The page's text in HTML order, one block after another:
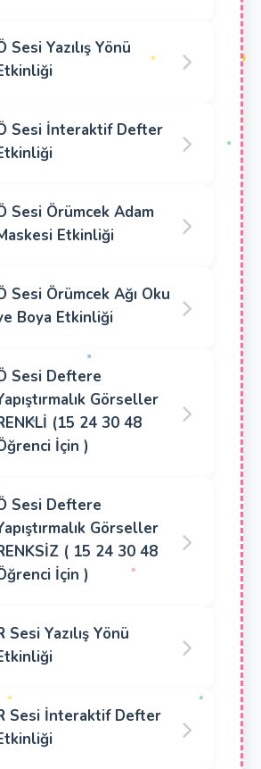
Sesi Yazılış Yönü
Sesi İnteraktif Defter
Sesi Örümcek Adam
Etkinliği
Sesi Örümcek Ağı Oku
Boya Etkinliği
Sesi Deftere
Görseller
(15 24 30 48
İçin )
Sesi Deftere
Görseller
( 15 24 30 48
İçin )
Sesi Yazılış Yönü
Sesi İnteraktif Defter